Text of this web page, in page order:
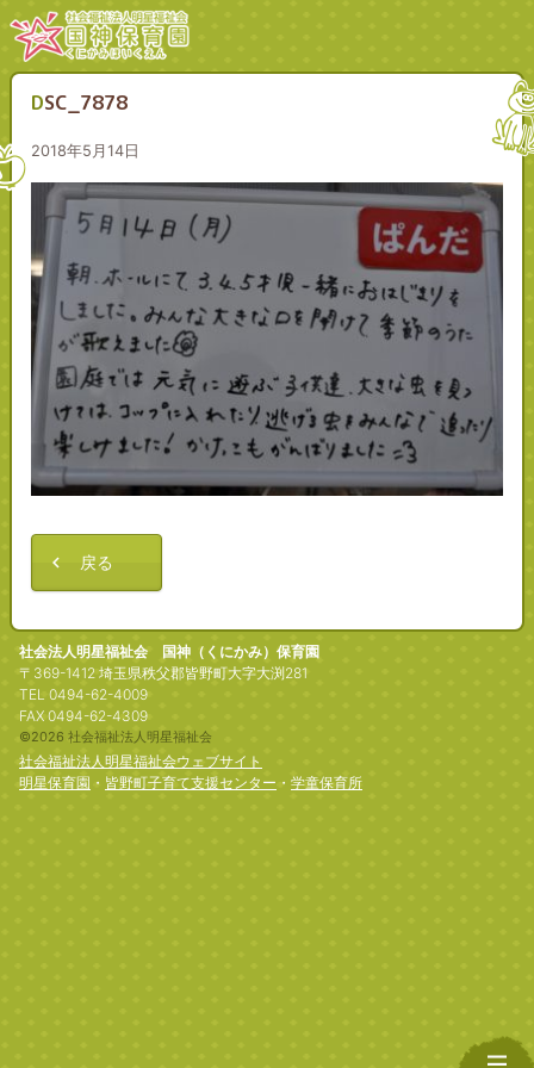
DSC_7878
2018年5月14日
戻る
社会法人明星福祉会 国神（くにかみ）保育園
〒369-1412 埼玉県秩父郡皆野町大字大渕281
TEL 0494-62-4009
FAX 0494-62-4309
©2026 社会福祉法人明星福祉会
社会福祉法人明星福祉会ウェブサイト
明星保育園 ・ 皆野町子育て支援センター ・ 学童保育所